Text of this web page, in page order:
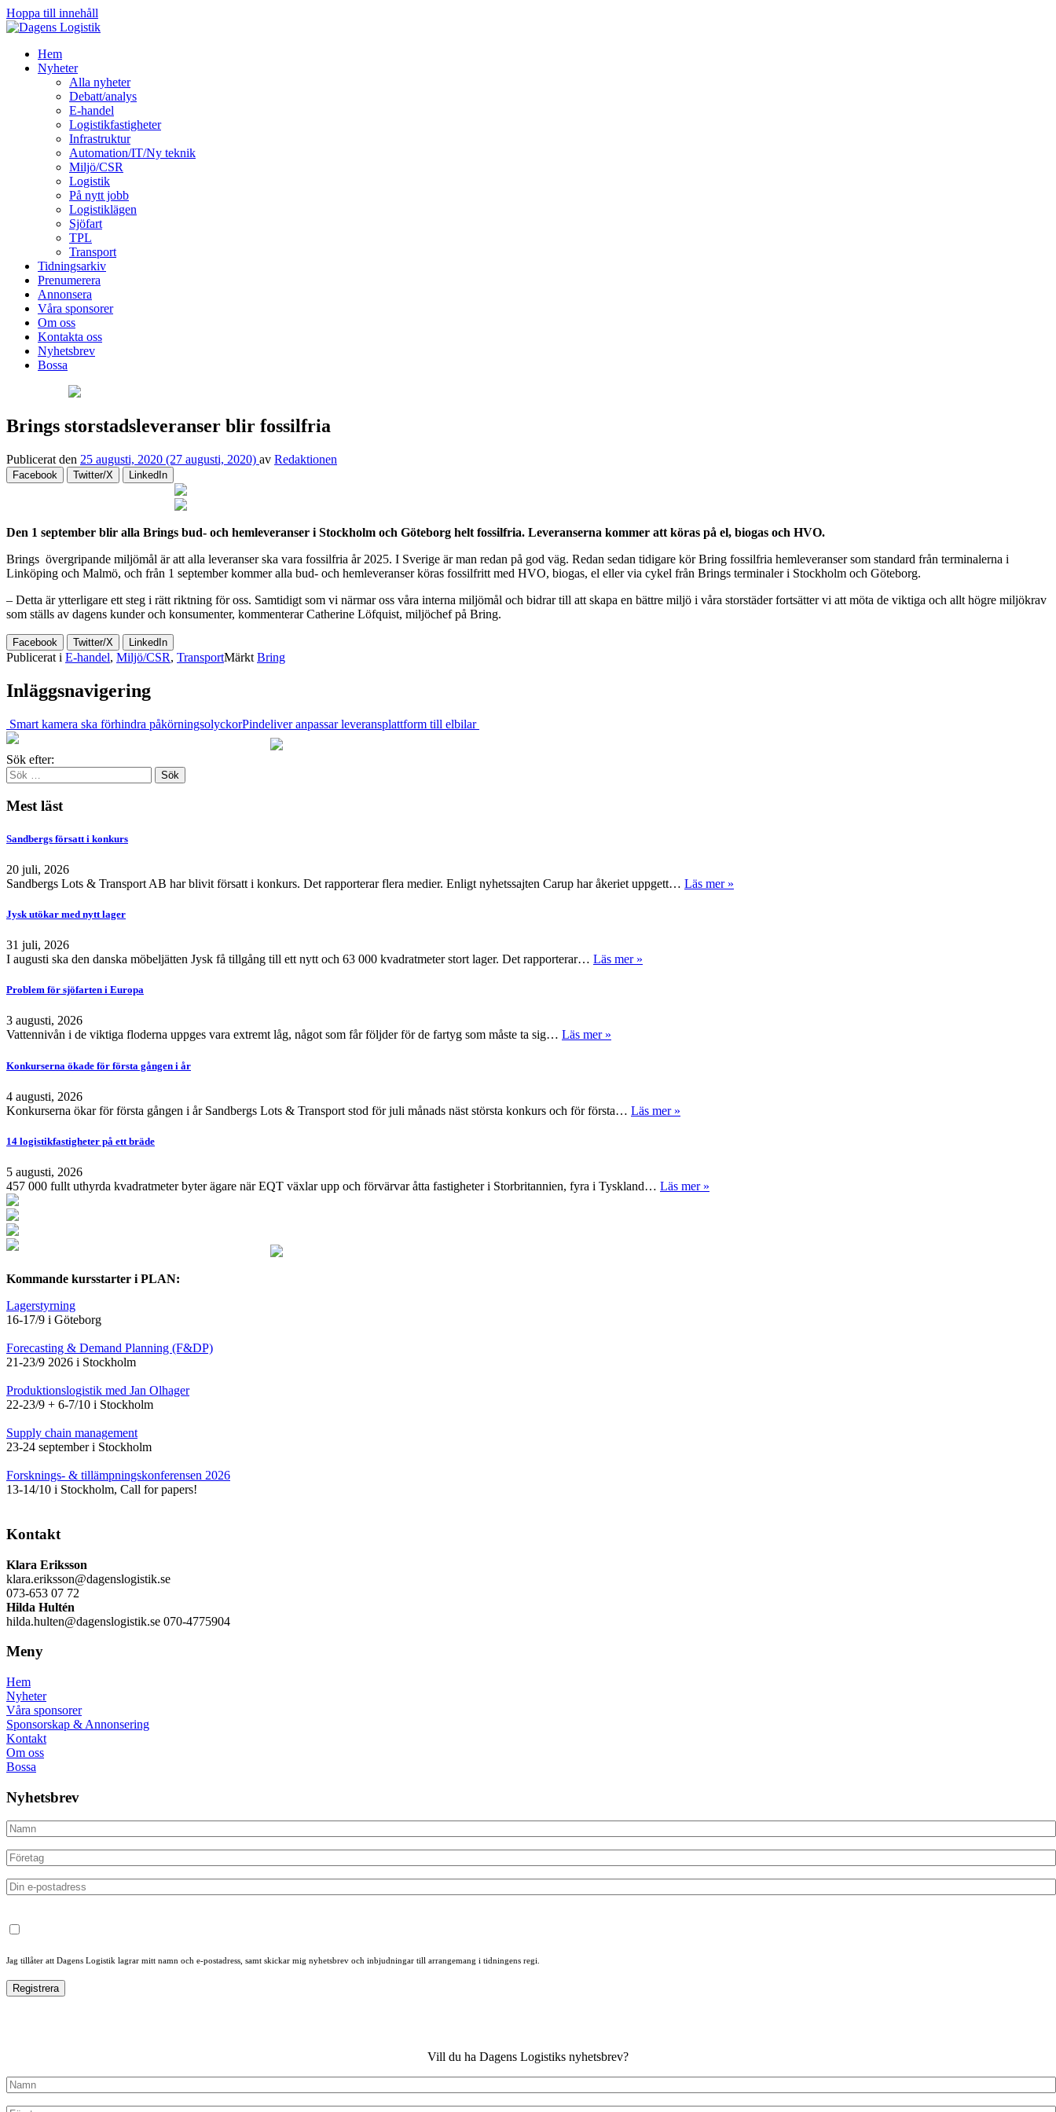
Hoppa till innehåll
Hem
Nyheter
Alla nyheter
Debatt/analys
E-handel
Logistikfastigheter
Infrastruktur
Automation/IT/Ny teknik
Miljö/CSR
Logistik
På nytt jobb
Logistiklägen
Sjöfart
TPL
Transport
Tidningsarkiv
Prenumerera
Annonsera
Våra sponsorer
Om oss
Kontakta oss
Nyhetsbrev
Bossa
Brings storstadsleveranser blir fossilfria
Publicerat den 25 augusti, 2020 (27 augusti, 2020) av Redaktionen
Facebook Twitter/X LinkedIn
Den 1 september blir alla Brings bud- och hemleveranser i Stockholm och Göteborg helt fossilfria. Leveranserna kommer att köras på el, biogas och HVO.
Brings övergripande miljömål är att alla leveranser ska vara fossilfria år 2025. I Sverige är man redan på god väg. Redan sedan tidigare kör Bring fossilfria hemleveranser som standard från terminalerna i
Linköping och Malmö, och från 1 september kommer alla bud- och hemleveranser köras fossilfritt med HVO, biogas, el eller via cykel från Brings terminaler i Stockholm och Göteborg.
– Detta är ytterligare ett steg i rätt riktning för oss. Samtidigt som vi närmar oss våra interna miljömål och bidrar till att skapa en bättre miljö i våra storstäder fortsätter vi att möta de viktiga och allt högre miljökrav
som ställs av dagens kunder och konsumenter, kommenterar Catherine Löfquist, miljöchef på Bring.
Facebook Twitter/X LinkedIn
Publicerat i E-handel, Miljö/CSR, TransportMärkt Bring
Inläggsnavigering
Smart kamera ska förhindra påkörningsolyckorPindeliver anpassar leveransplattform till elbilar
Sök efter:
Mest läst
Sandbergs försatt i konkurs
20 juli, 2026
Sandbergs Lots & Transport AB har blivit försatt i konkurs. Det rapporterar flera medier. Enligt nyhetssajten Carup har åkeriet uppgett… Läs mer »
Jysk utökar med nytt lager
31 juli, 2026
I augusti ska den danska möbeljätten Jysk få tillgång till ett nytt och 63 000 kvadratmeter stort lager. Det rapporterar… Läs mer »
Problem för sjöfarten i Europa
3 augusti, 2026
Vattennivån i de viktiga floderna uppges vara extremt låg, något som får följder för de fartyg som måste ta sig… Läs mer »
Konkurserna ökade för första gången i år
4 augusti, 2026
Konkurserna ökar för första gången i år Sandbergs Lots & Transport stod för juli månads näst största konkurs och för första… Läs mer »
14 logistikfastigheter på ett bräde
5 augusti, 2026
457 000 fullt uthyrda kvadratmeter byter ägare när EQT växlar upp och förvärvar åtta fastigheter i Storbritannien, fyra i Tyskland… Läs mer »
Kommande kursstarter i PLAN:
Lagerstyrning
16-17/9 i Göteborg
Forecasting & Demand Planning (F&DP)
21-23/9 2026 i Stockholm
Produktionslogistik med Jan Olhager
22-23/9 + 6-7/10 i Stockholm
Supply chain management
23-24 september i Stockholm
Forsknings- & tillämpningskonferensen 2026
13-14/10 i Stockholm, Call for papers!
Kontakt
Klara Eriksson
klara.eriksson@dagenslogistik.se
073-653 07 72
Hilda Hultén
hilda.hulten@dagenslogistik.se 070-4775904
Meny
Hem
Nyheter
Våra sponsorer
Sponsorskap & Annonsering
Kontakt
Om oss
Bossa
Nyhetsbrev
Jag tillåter att Dagens Logistik lagrar mitt namn och e-postadress, samt skickar mig nyhetsbrev och inbjudningar till arrangemang i tidningens regi.
Vill du ha Dagens Logistiks nyhetsbrev?